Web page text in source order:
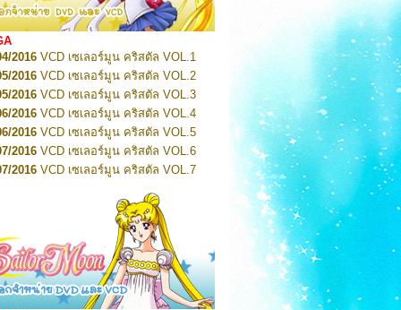
Pretty Guardian Sailor Moon Eternal
2
Pretty Guardian Sailor Moon Eternal
3
Pretty Guardian Sailor Moon Eternal
4
Pretty Guardian Sailor Moon Eternal
5
Pretty Guardian Sailor Moon Eternal
6
Pretty Guardian Sailor Moon Eternal
7
Pretty Guardian Sailor Moon Eternal
Pretty Guardian Sailor Moon Eternal
Pretty Guardian Sailor Moon Eternal
10
2026Code Name: Sailor V 1
2026Code Name: Sailor V 2
2016 VCD เซเลอร์มูน คริสตัล VOL.1
2016 VCD เซเลอร์มูน คริสตัล VOL.2
2016 VCD เซเลอร์มูน คริสตัล VOL.3
2016 VCD เซเลอร์มูน คริสตัล VOL.4
2016 VCD เซเลอร์มูน คริสตัล VOL.5
2016 VCD เซเลอร์มูน คริสตัล VOL.6
2016 VCD เซเลอร์มูน คริสตัล VOL.7
VCD เซเลอร์มูน คริสตัล VOL.9
VCD เซเลอร์มูน คริสตัล VOL.10
2016
VCD เซเลอร์มูน คริสตัล VOL.11
2016VCD เซเลอร์มูน คริสตัล VOL.12
2016VCD เซเลอร์มูน คริสตัล VOL.13
2016 DVD เซเลอร์มูน คริสตัล VOL.1